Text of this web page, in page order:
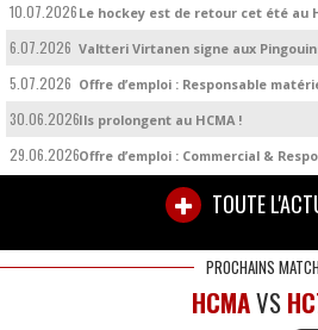
10.07.2026 Le hockey est de retour cet été au
6.07.2026 Valtteri Virtanen signe aux
5.07.2026 Offre d’emploi : Responsable
30.06.2026Ils prolongent au HCMA !
29.06.2026Offre d’emploi : Commercial &
TOUTE
PROCHAINS
HCMAVS